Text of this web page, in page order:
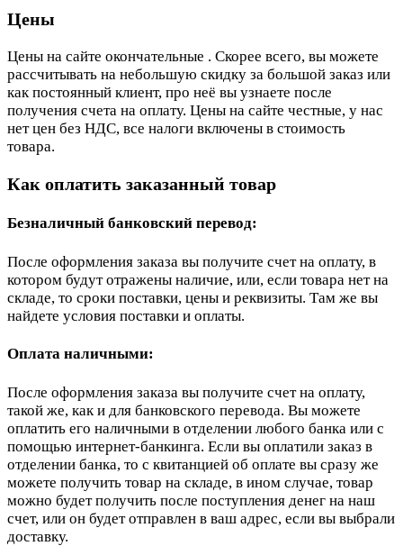
Цены
Цены на сайте окончательные . Скорее всего, вы можете
рассчитывать на небольшую скидку за большой заказ или
как постоянный клиент, про неё вы узнаете после
получения счета на оплату. Цены на сайте честные, у нас
нет цен без НДС, все налоги включены в стоимость
товара.
Как оплатить заказанный товар
Безналичный банковский перевод:
После оформления заказа вы получите счет на оплату, в
котором будут отражены наличие, или, если товара нет на
складе, то сроки поставки, цены и реквизиты. Там же вы
найдете условия поставки и оплаты.
Оплата наличными:
После оформления заказа вы получите счет на оплату,
такой же, как и для банковского перевода. Вы можете
оплатить его наличными в отделении любого банка или с
помощью интернет-банкинга. Если вы оплатили заказ в
отделении банка, то с квитанцией об оплате вы сразу же
можете получить товар на складе, в ином случае, товар
можно будет получить после поступления денег на наш
счет, или он будет отправлен в ваш адрес, если вы выбрали
доставку.